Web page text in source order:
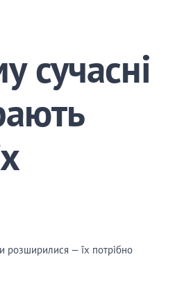
сучасні
розширилися — їх потрібно